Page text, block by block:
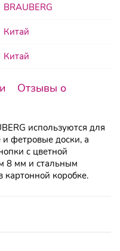
BRAUBERG
Китай
Китай
Отзывы о
используются для
фетровые доски, а
с цветной
8 мм и стальным
коробке.